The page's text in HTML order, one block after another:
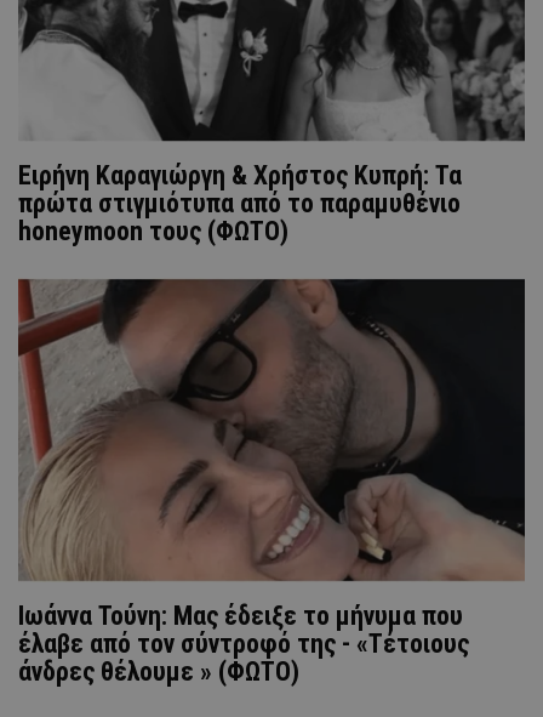
Ειρήνη Καραγιώργη & Χρήστος Κυπρή: Τα
πρώτα στιγμιότυπα από το παραμυθένιο
honeymoon τους (ΦΩΤΟ)
Iωάννα Τούνη: Mας έδειξε το μήνυμα που
έλαβε από τον σύντροφό της - «Τέτοιους
άνδρες θέλουμε » (ΦΩΤΟ)